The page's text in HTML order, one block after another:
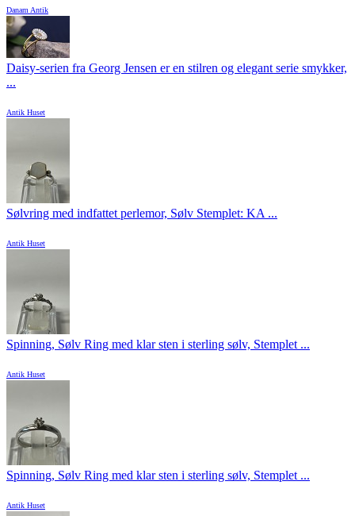
Danam Antik
Daisy-serien fra Georg Jensen er en stilren og elegant serie smykker,
...
Antik Huset
Sølvring med indfattet perlemor, Sølv Stemplet: KA ...
Antik Huset
Spinning, Sølv Ring med klar sten i sterling sølv, Stemplet ...
Antik Huset
Spinning, Sølv Ring med klar sten i sterling sølv, Stemplet ...
Antik Huset